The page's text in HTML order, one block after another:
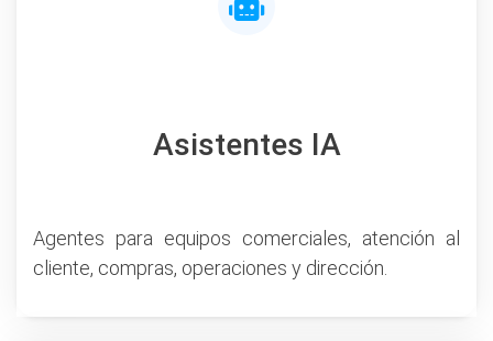
Asistentes IA
Agentes para equipos comerciales, atención al
cliente, compras, operaciones y dirección.